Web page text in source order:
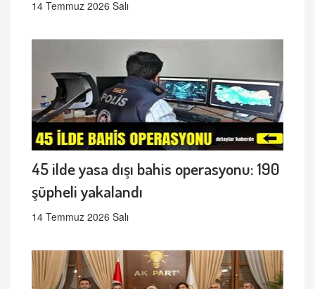
14 Temmuz 2026 Salı
45 ilde yasa dışı bahis operasyonu: 190
şüpheli yakalandı
14 Temmuz 2026 Salı